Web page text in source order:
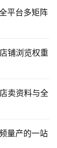
平台多矩阵
铺浏览权重
卖资料与全
量产的一站